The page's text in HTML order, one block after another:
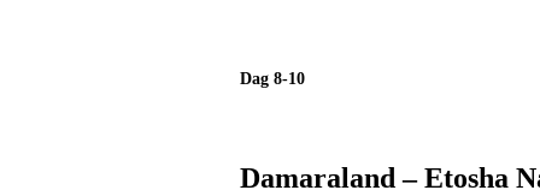
Dag 8-10
Damaraland – Etosha